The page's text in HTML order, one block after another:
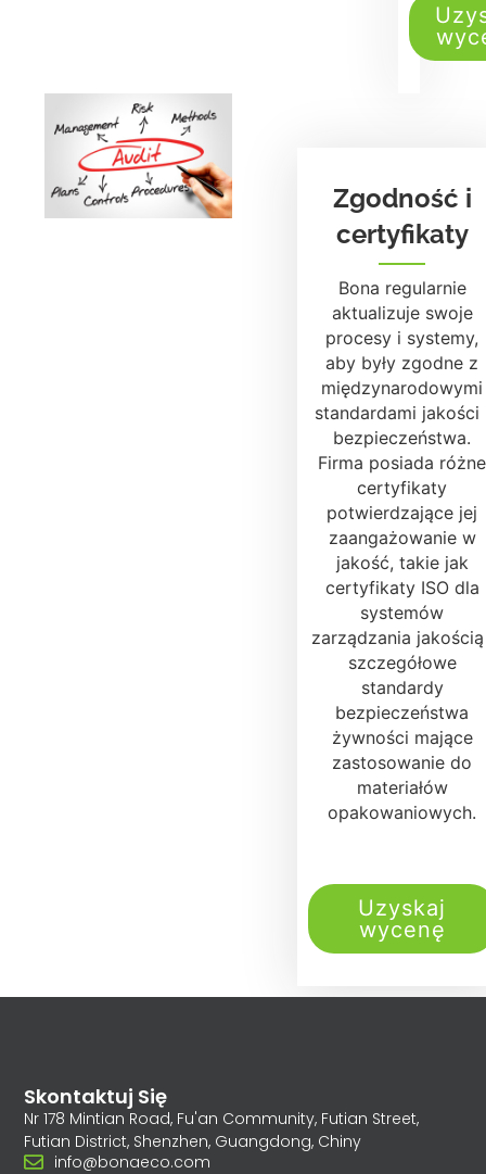
Zgodność i
certyfikaty
Bona regularnie
aktualizuje swoje
procesy i systemy,
aby były zgodne z
międzynarodowymi
standardami jakości
bezpieczeństwa.
Firma posiada różne
certyfikaty
potwierdzające jej
zaangażowanie w
jakość, takie jak
certyfikaty ISO dla
systemów
zarządzania
szczegółowe
standardy
bezpieczeństwa
żywności mające
zastosowanie do
materiałów
opakowaniowych.
Uzyskaj
wycenę
Skontaktuj Się
Nr 178 Mintian Road, Fu'an Community, Futian Street,
Futian District, Shenzhen, Guangdong, Chiny
info@bonaeco.com